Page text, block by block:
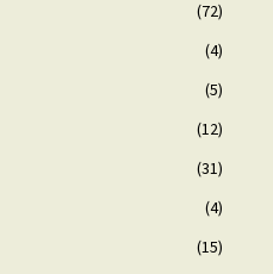
(72)
(4)
(5)
(12)
(31)
(4)
(15)